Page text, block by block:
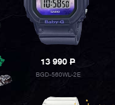
13 990P
BGD-560WL-2E